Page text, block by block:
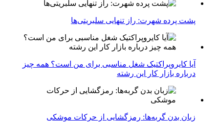
پشت پرده شهرت: راز تنهایی سلبریتی‌ها
آیا کایروپراکتیک شغل مناسبی برای من است؟ همه چیز
درباره بازار کار این رشته
زبان بدن گربه‌ها: رمزگشایی از حرکات موشکی